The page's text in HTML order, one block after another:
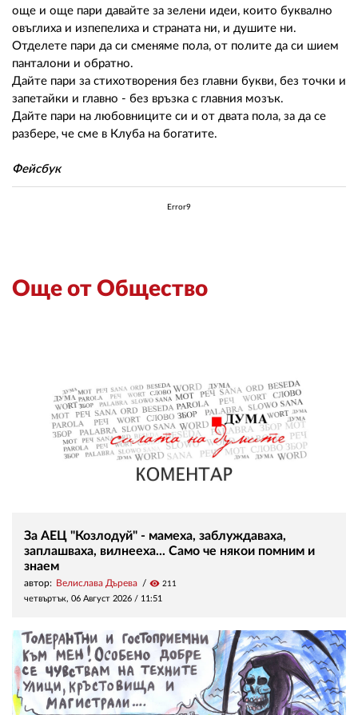
още и още пари давайте за зелени идеи, които буквално
овъглиха и изпепелиха и страната ни, и душите ни.
Отделете пари да си сменяме пола, от полите да си шием
панталони и обратно.
Дайте пари за стихотворения без главни букви, без точки и
запетайки и главно - без връзка с главния мозък.
Дайте пари на любовниците си и от двата пола, за да се
разбере, че сме в Клуба на богатите.
Фейсбук
Error9
Още от Общество
За АЕЦ "Козлодуй" - мамеха, заблуждаваха,
заплашваха, вилнееха... Само че някои помним и
знаем
автор: Велислава Дърева visibility 211
четвъртък, 06 Август 2026 / 11:51